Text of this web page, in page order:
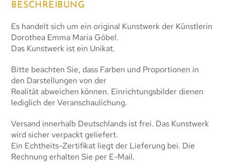
BESCHREIBUNG
Es handelt sich um ein original Kunstwerk der Künstlerin
Dorothea Emma Maria Göbel.
Das Kunstwerk ist ein Unikat.
Bitte beachten Sie, dass Farben und Proportionen in
den Darstellungen von der
Realität abweichen können. Einrichtungsbilder dienen
lediglich der Veranschaulichung.
Versand innerhalb Deutschlands ist frei. Das Kunstwerk
wird sicher verpackt geliefert.
Ein Echtheits-Zertifikat liegt der Lieferung bei. Die
Rechnung erhalten Sie per E-Mail.